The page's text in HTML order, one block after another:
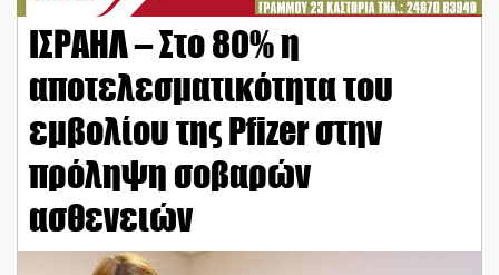
ΙΣΡΑΗΛ – Στο 80% η
αποτελεσματικότητα του
εμβολίου της Pfizer στην
πρόληψη σοβαρών
ασθενειών